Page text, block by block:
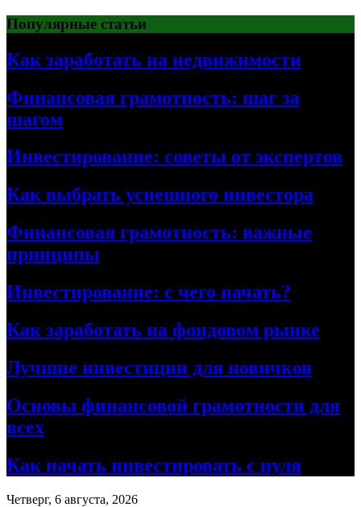
Перейти
к
содержимому
Популярные статьи
Как заработать на недвижимости
Финансовая грамотность: шаг за
шагом
Инвестирование: советы от экспертов
Как выбрать успешного инвестора
Финансовая грамотность: важные
принципы
Инвестирование: с чего начать?
Как заработать на фондовом рынке
Лучшие инвестиции для новичков
Основы финансовой грамотности для
всех
Как начать инвестировать с нуля
Четверг, 6 августа, 2026